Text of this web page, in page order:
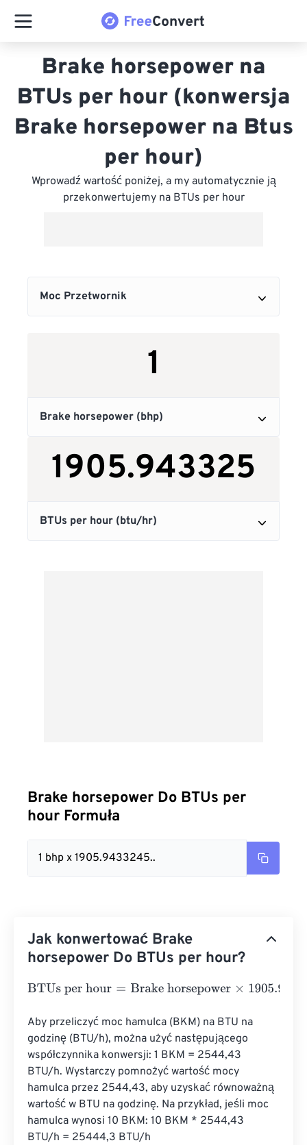
Brake horsepower na
BTUs per hour (konwersja
Brake horsepower na Btus
per hour)
Wprowadź wartość poniżej, a my automatycznie ją
przekonwertujemy na BTUs per hour
Brake horsepower Do BTUs per
hour Formuła
1 bhp x 1905.9433245..
Jak konwertować Brake
horsepower Do BTUs per hour?
BTUs per hour=Brake horsepower×1905.9433245
Aby przeliczyć moc hamulca (BKM) na BTU na
godzinę (BTU/h), można użyć następującego
współczynnika konwersji: 1 BKM = 2544,43
BTU/h. Wystarczy pomnożyć wartość mocy
hamulca przez 2544,43, aby uzyskać równoważną
wartość w BTU na godzinę. Na przykład, jeśli moc
hamulca wynosi 10 BKM: 10 BKM * 2544,43
BTU/h = 25444,3 BTU/h